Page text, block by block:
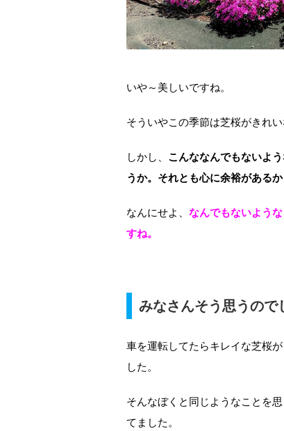
いや～美しいですね。
そういやこの季節は芝桜がきれい
しかし、 こんななんでもないよ
うか。それとも心に余裕があるか
なんにせよ、 なんでもないよう
すね。
みなさんそう思うので
車を運転してたらキレイな芝桜
した。
そんなぼくと同じようなことを
てました。